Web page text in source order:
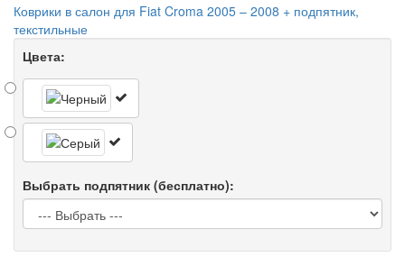
Коврики в салон для Fiat Croma 2005 – 2008 + подпятник,
текстильные
Цвета:
Выбрать подпятник (бесплатно):